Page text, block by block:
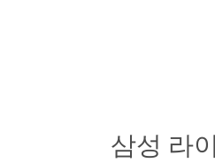
삼성 라